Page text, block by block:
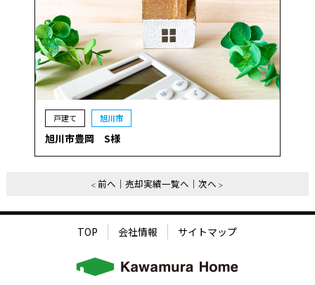
戸建て 旭川市
旭川市豊岡 S様
前へ 売却実績一覧へ 次へ
TOP 会社情報 サイトマップ